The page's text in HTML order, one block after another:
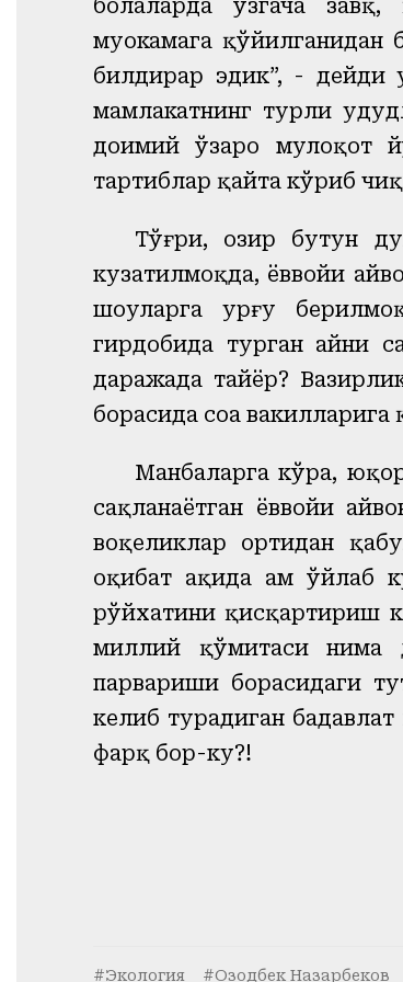
болаларда ўзгача
муҳокамага
билдирар эдик”, - дейди
мамлакатнинг турли
доимий ўзаро мулоқот
тартиблар қайта кўриб
Тўғри, ҳозир бутун
кузатилмоқда, ёввойи
шоуларга урғу
гирдобида турган айни
даражада тайёр?
борасида соҳа
Манбаларга кўра,
сақланаётган ёввойи
воқеликлар ортидан
оқибат ҳақида ҳам ўйлаб
рўйхатини қисқартириш
миллий қўмитаси нима
парвариши борасидаги
келиб турадиган
фарқ бор-ку?!
#Экология #Озодбек Назарбеков